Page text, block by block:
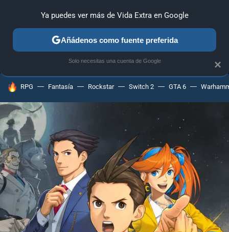
MENÚ NUEVO
GUÍAS Y TRUCOS PC SONY
HOY SE HABLA DE
RPG Fantasía Rockstar Switch 2 GTA 6
×
Ya puedes ver más de Vida Extra en Google
Añádenos como fuente preferida
Solo necesitas una cuenta de Google